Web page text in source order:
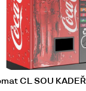
CL SOU